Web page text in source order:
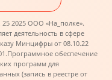
25 2025 ООО «На_полке».
деятельность в сфере
Минцифры от 08.10.22
Программное обеспечение
программ для
(запись в реестре от